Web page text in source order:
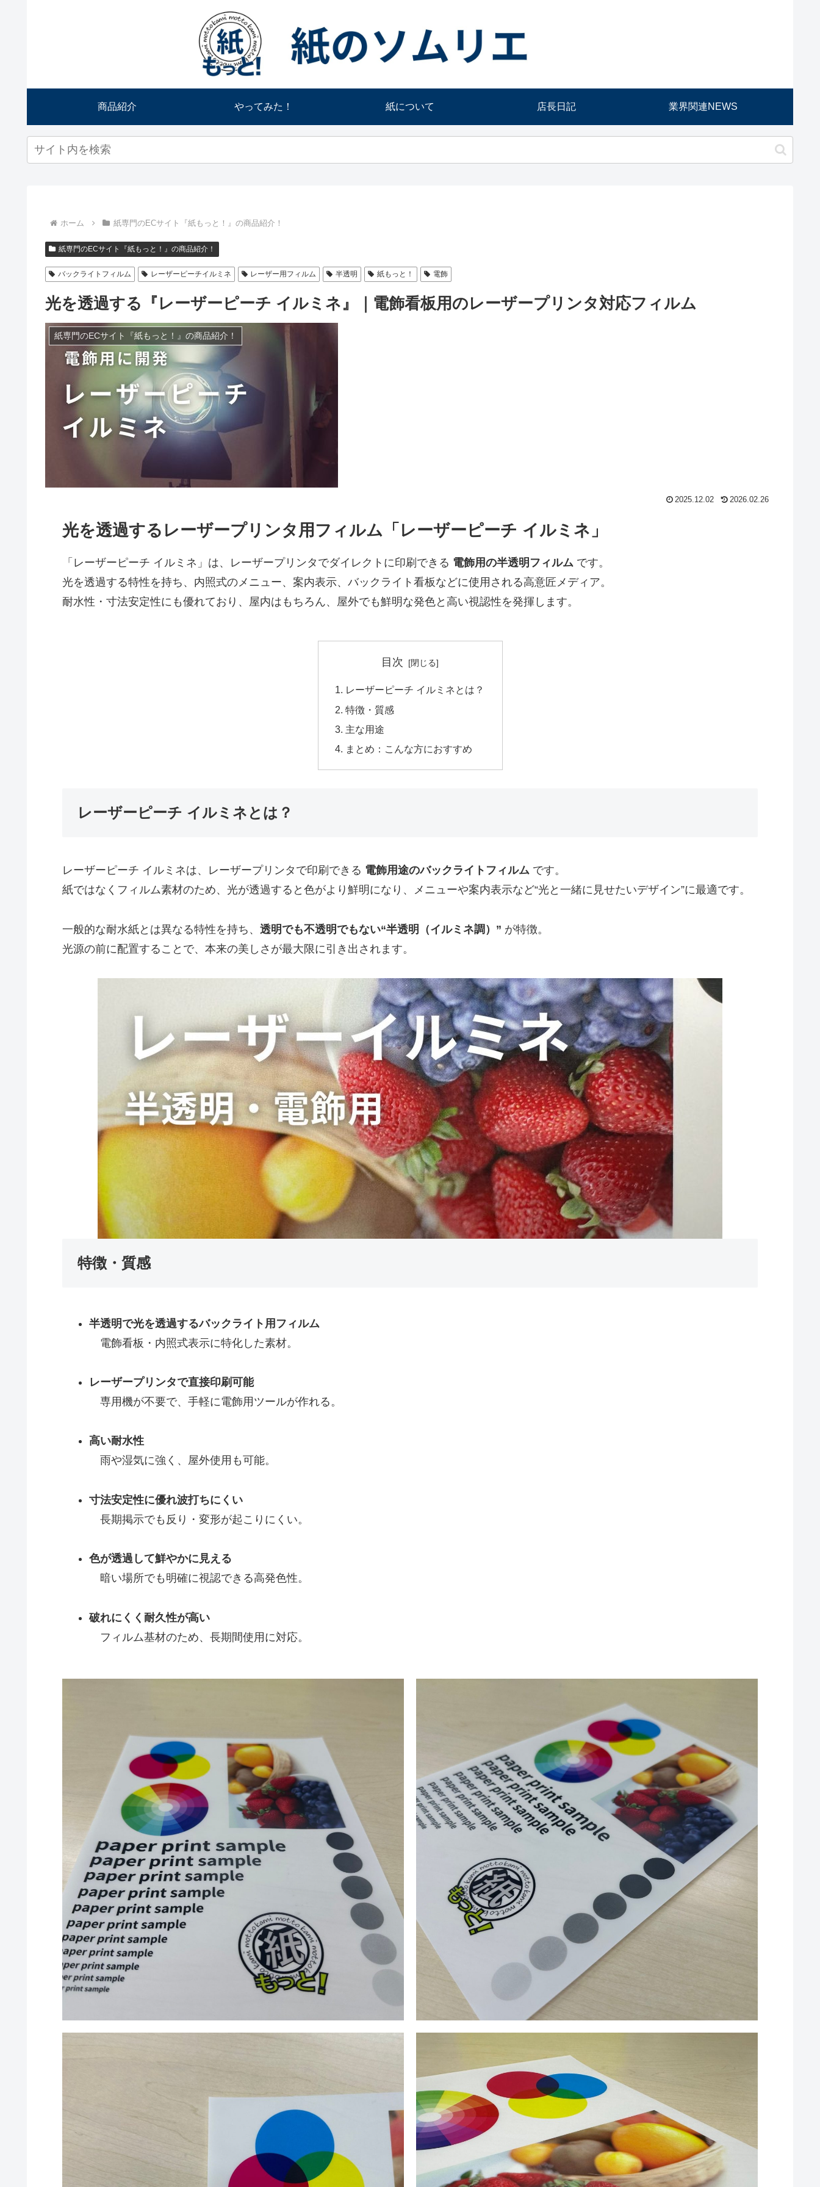
商品紹介 やってみた！ 紙について 店長日記 業界関連NEWS
ホーム 紙専門のECサイト『紙もっと！』の商品紹介！
紙専門のECサイト『紙もっと！』の商品紹介！
バックライトフィルム レーザーピーチイルミネ レーザー用フィルム 半透明 紙もっと！ 電飾
光を透過する『レーザーピーチ イルミネ』｜電飾看板用のレーザープリンタ対応フィルム
紙専門のECサイト『紙もっと！』の商品紹介！
2025.12.02 2026.02.26
光を透過するレーザープリンタ用フィルム「レーザーピーチ イルミネ」
「レーザーピーチ イルミネ」は、レーザープリンタでダイレクトに印刷できる 電飾用の半透明フィルム です。
光を透過する特性を持ち、内照式のメニュー、案内表示、バックライト看板などに使用される高意匠メディア。
耐水性・寸法安定性にも優れており、屋内はもちろん、屋外でも鮮明な発色と高い視認性を発揮します。
目次
レーザーピーチ イルミネとは？
特徴・質感
主な用途
まとめ：こんな方におすすめ
レーザーピーチ イルミネとは？
レーザーピーチ イルミネは、レーザープリンタで印刷できる 電飾用途のバックライトフィルム です。
紙ではなくフィルム素材のため、光が透過すると色がより鮮明になり、メニューや案内表示など“光と一緒に見せたいデザイン”に最適です。
一般的な耐水紙とは異なる特性を持ち、 透明でも不透明でもない“半透明（イルミネ調）” が特徴。
光源の前に配置することで、本来の美しさが最大限に引き出されます。
特徴・質感
半透明で光を透過するバックライト用フィルム
電飾看板・内照式表示に特化した素材。
レーザープリンタで直接印刷可能
専用機が不要で、手軽に電飾用ツールが作れる。
高い耐水性
雨や湿気に強く、屋外使用も可能。
寸法安定性に優れ波打ちにくい
長期掲示でも反り・変形が起こりにくい。
色が透過して鮮やかに見える
暗い場所でも明確に視認できる高発色性。
破れにくく耐久性が高い
フィルム基材のため、長期間使用に対応。